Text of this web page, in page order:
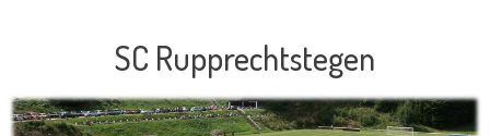
SC Rupprechtstegen